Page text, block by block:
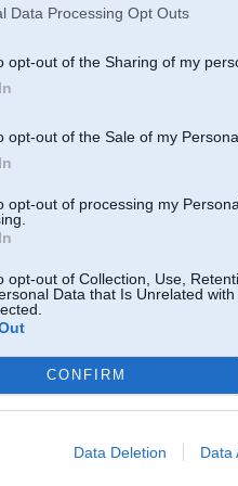
Data Processing Opt Outs
opt-out of the Sharing of my
opt-out of the Sale of my
opt-out of processing my
opt-out of Collection, Use,
Data that Is Unrelated
CONFIRM
Data Deletion Data
09. Jan 2017, 15:05
09 Jan 2017, 13:47:44
Jautājums spečukiem
Stāv oriģinālais
ir jēga. Bet oriģinālais
Oem nebūs 11mm, un es